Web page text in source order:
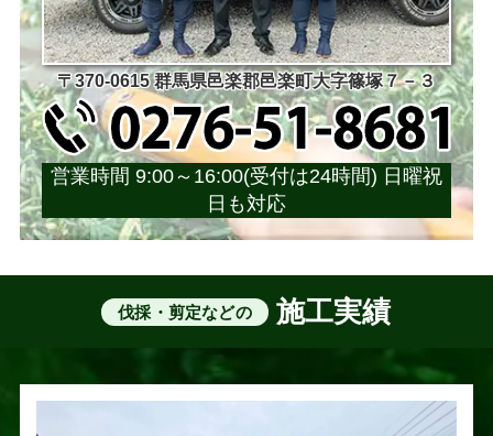
〒370-0615 群馬県邑楽郡邑楽町大字篠塚７－３
営業時間 9:00～16:00(受付は24時間) 日曜祝
日も対応
伐採・剪定などの 施工実績